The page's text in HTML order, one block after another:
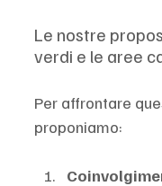
Le nostre
verdi e le aree
Per affrontare
proponiamo: